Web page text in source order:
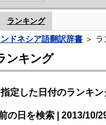
ランキング
ドネシア語翻訳辞書 ＞
ンキング
指定した日付のランキ
の日を検索 | 2013/10/